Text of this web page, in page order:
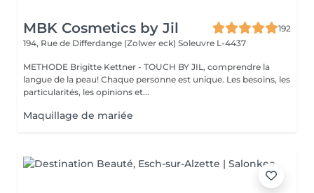
MBK Cosmetics by Jil
192
194, Rue de Differdange (Zolwer eck) Soleuvre L-4437
METHODE Brigitte Kettner - TOUCH BY JIL, comprendre la
langue de la peau! Chaque personne est unique. Les besoins, les
particularités, les opinions et...
Maquillage de mariée